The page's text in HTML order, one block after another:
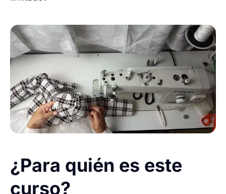
¿Para quién es este
curso?